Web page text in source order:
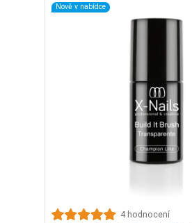
Nově v nabídce
4 hodnocení